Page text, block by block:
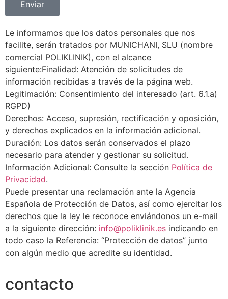
Enviar
Le informamos que los datos personales que nos
facilite, serán tratados por MUNICHANI, SLU (nombre
comercial POLIKLINIK), con el alcance
siguiente:Finalidad: Atención de solicitudes de
información recibidas a través de la página web.
Legitimación: Consentimiento del interesado (art. 6.1.a)
RGPD)
Derechos: Acceso, supresión, rectificación y oposición,
y derechos explicados en la información adicional.
Duración: Los datos serán conservados el plazo
necesario para atender y gestionar su solicitud.
Información Adicional: Consulte la sección Política de
Privacidad.
Puede presentar una reclamación ante la Agencia
Española de Protección de Datos, así como ejercitar los
derechos que la ley le reconoce enviándonos un e-mail
a la siguiente dirección: info@poliklinik.es indicando en
todo caso la Referencia: “Protección de datos” junto
con algún medio que acredite su identidad.
contacto